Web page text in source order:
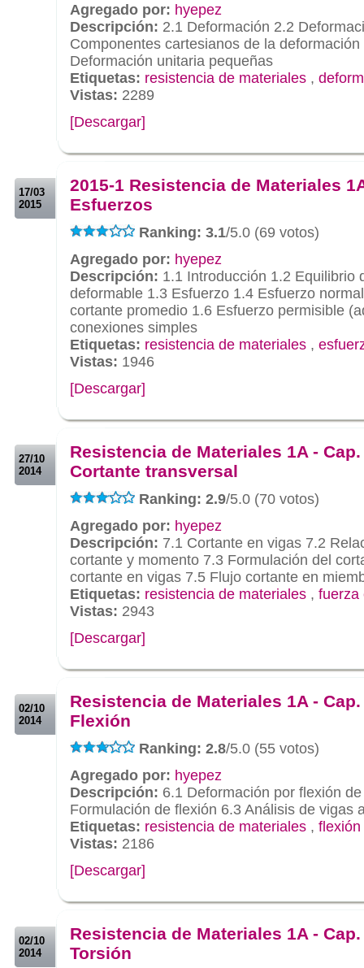
Agregado por: hyepez
Descripción: 2.1 Deformación 2.2
Componentes cartesianos de la
Deformación unitaria pequeñas
Etiquetas: resistencia de materiales ,
Vistas: 2289
[Descargar]
17/03
2015
2015-1 Resistencia de Materiales
Esfuerzos
Ranking: 3.1/5.0 (69 votos)
Agregado por: hyepez
Descripción: 1.1 Introducción 1.2 Equilibrio
deformable 1.3 Esfuerzo 1.4 Esfuerzo
cortante promedio 1.6 Esfuerzo permisible
conexiones simples
Etiquetas: resistencia de materiales ,
Vistas: 1946
[Descargar]
27/10
2014
Resistencia de Materiales 1A - Cap.
Cortante transversal
Ranking: 2.9/5.0 (70 votos)
Agregado por: hyepez
Descripción: 7.1 Cortante en vigas 7.2
cortante y momento 7.3 Formulación del
cortante en vigas 7.5 Flujo cortante en
Etiquetas: resistencia de materiales , fuerza
Vistas: 2943
[Descargar]
02/10
2014
Resistencia de Materiales 1A - Cap.
Flexión
Ranking: 2.8/5.0 (55 votos)
Agregado por: hyepez
Descripción: 6.1 Deformación por flexión
Formulación de flexión 6.3 Análisis de vigas
Etiquetas: resistencia de materiales , flexión
Vistas: 2186
[Descargar]
02/10
2014
Resistencia de Materiales 1A - Cap.
Torsión